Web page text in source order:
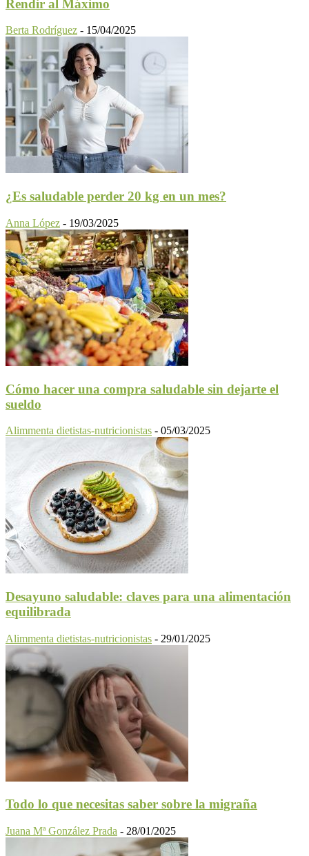
Rendir al Máximo
Berta Rodríguez - 15/04/2025
¿Es saludable perder 20 kg en un mes?
Anna López - 19/03/2025
Cómo hacer una compra saludable sin dejarte el
sueldo
Alimmenta dietistas-nutricionistas - 05/03/2025
Desayuno saludable: claves para una alimentación
equilibrada
Alimmenta dietistas-nutricionistas - 29/01/2025
Todo lo que necesitas saber sobre la migraña
Juana Mª González Prada - 28/01/2025